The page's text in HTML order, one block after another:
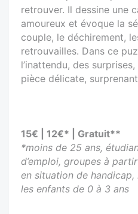
retrouver. Il dessine une
amoureux et évoque la
couple, le déchirement,
retrouvailles. Dans ce
l’inattendu, des
pièce délicate,
15€ | 12€* | Gratuit**
*moins de 25 ans,
d’emploi, groupes à
en situation de
les enfants de 0 à 3 ans